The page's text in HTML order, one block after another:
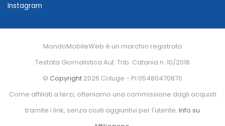
Instagram
MondoMobileWeb è un marchio registrato
Testata Giornalistica Aut. Trib. Catania n. 10/2018
© Copyright 2026 Criluge - PI 05480470870
Come affiliati a terzi, otteniamo una commissione dagli acquisti
tramite i link, senza costi aggiuntivi per l'utente. Info su